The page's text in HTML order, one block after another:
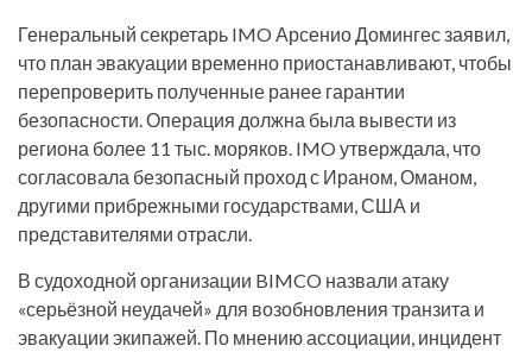
Генеральный секретарь IMO Арсенио Домингес заявил,
что план эвакуации временно приостанавливают, чтобы
перепроверить полученные ранее гарантии
безопасности. Операция должна была вывести из
региона более 11 тыс. моряков. IMO утверждала, что
согласовала безопасный проход с Ираном, Оманом,
другими прибрежными государствами, США и
представителями отрасли.
В судоходной организации BIMCO назвали атаку
«серьёзной неудачей» для возобновления транзита и
эвакуации экипажей. По мнению ассоциации, инцидент